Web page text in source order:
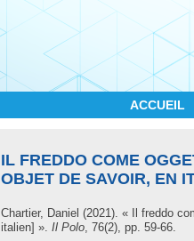
ACCUEIL
IL FREDDO COME
OBJET DE SAVOIR, EN
Chartier, Daniel (2021). « Il freddo
italien] ». Il Polo, 76(2), pp. 59-66.